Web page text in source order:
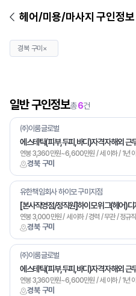
헤어/미용/마사지 구인정보
경북 구미 ×
일반 구인정보총6건
경북 구미
㈜이룸글로벌
에스테틱(피부,두피,바디)자격자 해외 근
경북 구미
유한책임회사 하이모 구미지점
[본사직영점/정직원]하이모 위그(헤어)
연봉 3,000만원 / 세 이하 / 경력 / 무관 / 정규
경북 구미
㈜이룸글로벌
에스테틱(피부,두피,바디)자격자 해외 근